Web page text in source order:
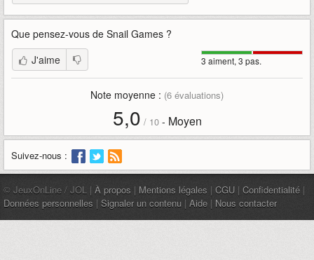
Que pensez-vous de Snail Games ?
3 aiment, 3 pas.
J'aime
Note moyenne : (6 évaluations)
5,0 / 10- Moyen
Suivez-nous :
© JeuxOnLine / JOL | À propos | Mentions légales | CGU | Confidentialité |
Données personnelles | Signaler un contenu | Aide | Nous contacter